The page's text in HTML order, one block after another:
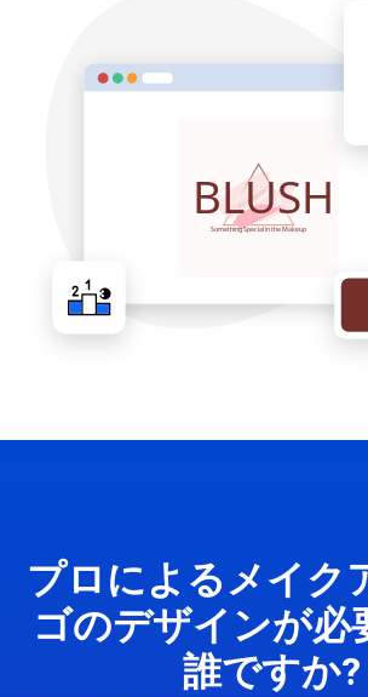
プロによるメイク
ゴのデザインが必
誰ですか?